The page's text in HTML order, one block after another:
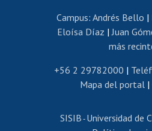
Editar páginas
Revalidación y
Postulación al Programa de
Cursos de
Campus: Andrés Bello |
Eloísa Díaz | Juan
más
+56 2 29782000 |
Mapa del portal|
SISIB - Universidad de